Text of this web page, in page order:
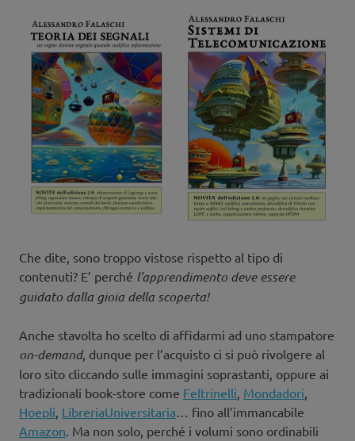
Che dite, sono troppo vistose rispetto al tipo di
contenuti? E’ perché l’apprendimento deve essere
guidato dalla gioia della scoperta!
Anche stavolta ho scelto di affidarmi ad uno stampatore
on-demand, dunque per l’acquisto ci si può rivolgere al
loro sito cliccando sulle immagini soprastanti, oppure ai
tradizionali book-store come Feltrinelli, Mondadori,
Hoepli, LibreriaUniversitaria… fino all’immancabile
Amazon. Ma non solo, perché i volumi sono ordinabili